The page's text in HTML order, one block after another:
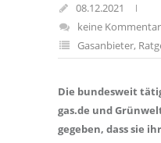
08.12.2021
keine
Gasanbieter,
Die bundesweit
gas.de und
gegeben, dass sie